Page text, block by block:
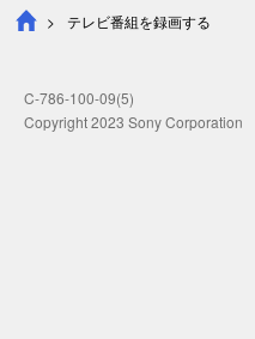
テレビ番組を録画する
C-786-100-09(5)
Copyright 2023 Sony Corporation